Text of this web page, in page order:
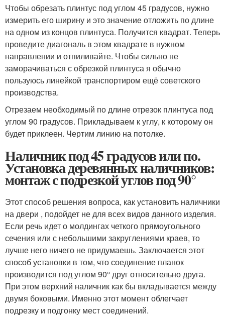
Чтобы обрезать плинтус под углом 45 градусов, нужно
измерить его ширину и это значение отложить по длине
на одном из концов плинтуса. Получится квадрат. Теперь
проведите диагональ в этом квадрате в нужном
направлении и отпиливайте. Чтобы сильно не
заморачиваться с обрезкой плинтуса я обычно
пользуюсь линейкой транспортиром ещё советского
производства.
Отрезаем необходимый по длине отрезок плинтуса под
углом 90 градусов. Прикладываем к углу, к которому он
будет приклеен. Чертим линию на потолке.
Наличник под 45 градусов или по.
Установка деревянных наличников:
монтаж с подрезкой углов под 90°
Этот способ решения вопроса, как установить наличники
на двери , подойдет не для всех видов данного изделия.
Если речь идет о молдингах четкого прямоугольного
сечения или с небольшими закруглениями краев, то
лучше него ничего не придумаешь. Заключается этот
способ установки в том, что соединение планок
производится под углом 90° друг относительно друга.
При этом верхний наличник как бы вкладывается между
двумя боковыми. Именно этот момент облегчает
подрезку и подгонку мест соединений.